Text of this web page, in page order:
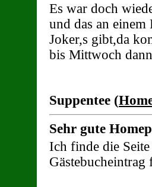
Es war doch
und das an
Joker,s gibt,da
bis Mittwoch
Suppentee (
Sehr gute
Ich finde die
Gästebucheintrag